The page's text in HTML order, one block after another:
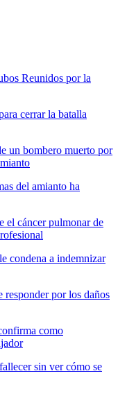
Reunidos por la
cerrar la batalla
un bombero muerto por
del amianto ha
el cáncer pulmonar de
condena a indemnizar
responder por los daños
como
sin ver cómo se